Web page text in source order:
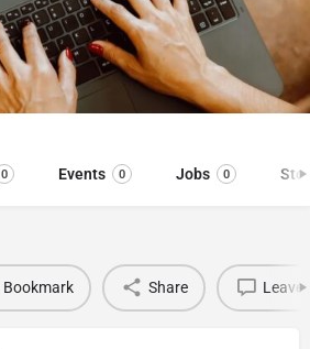
გამოწერა
0 Events 0 Jobs 0
Bookmark Share Leave